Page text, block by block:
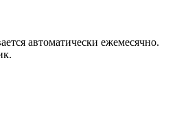
автоматически ежемесячно.